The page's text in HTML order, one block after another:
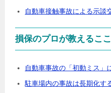
自動車接触事故による示談
損保のプロが教えるこ
自動車事故の「初動ミス」
駐車場内の事故は長期化す